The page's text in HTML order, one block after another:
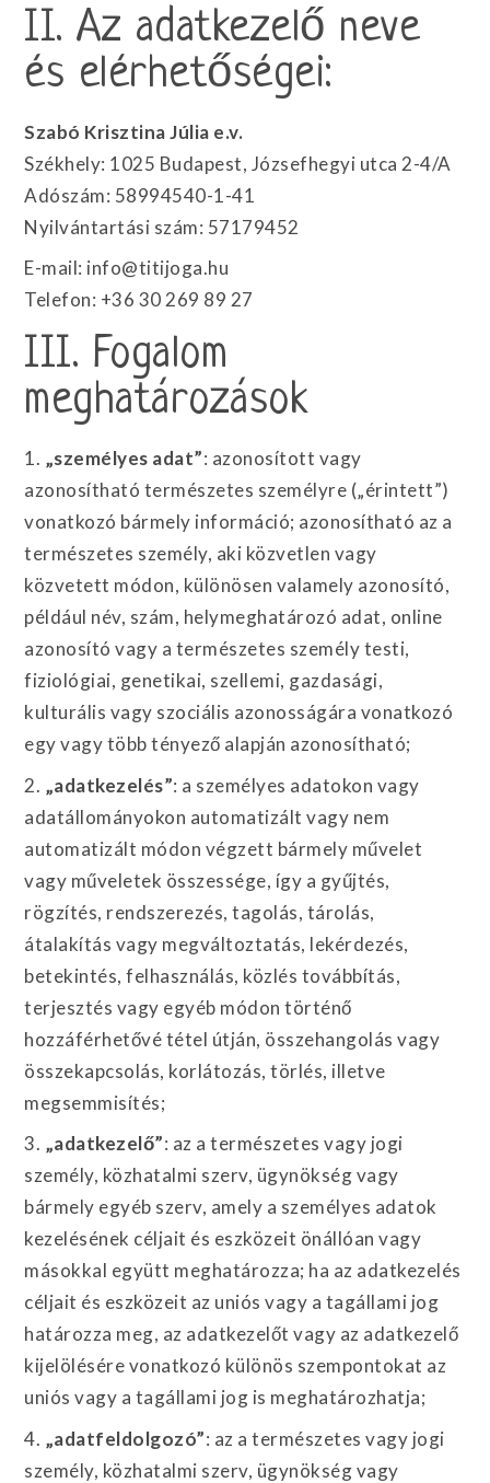
II. Az adatkezelő neve
és elérhetőségei:
Szabó Krisztina Júlia e.v.
Székhely: 1025 Budapest, Józsefhegyi utca 2-4/A
Adószám: 58994540-1-41
Nyilvántartási szám: 57179452
E-mail: info@titijoga.hu
Telefon: +36 30 269 89 27
III. Fogalom
meghatározások
1. „személyes adat”: azonosított vagy
azonosítható természetes személyre („érintett”)
vonatkozó bármely információ; azonosítható az a
természetes személy, aki közvetlen vagy
közvetett módon, különösen valamely azonosító,
például név, szám, helymeghatározó adat, online
azonosító vagy a természetes személy testi,
fiziológiai, genetikai, szellemi, gazdasági,
kulturális vagy szociális azonosságára vonatkozó
egy vagy több tényező alapján azonosítható;
2. „adatkezelés”: a személyes adatokon vagy
adatállományokon automatizált vagy nem
automatizált módon végzett bármely művelet
vagy műveletek összessége, így a gyűjtés,
rögzítés, rendszerezés, tagolás, tárolás,
átalakítás vagy megváltoztatás, lekérdezés,
betekintés, felhasználás, közlés továbbítás,
terjesztés vagy egyéb módon történő
hozzáférhetővé tétel útján, összehangolás vagy
összekapcsolás, korlátozás, törlés, illetve
megsemmisítés;
3. „adatkezelő”: az a természetes vagy jogi
személy, közhatalmi szerv, ügynökség vagy
bármely egyéb szerv, amely a személyes adatok
kezelésének céljait és eszközeit önállóan vagy
másokkal együtt meghatározza; ha az adatkezelés
céljait és eszközeit az uniós vagy a tagállami jog
határozza meg, az adatkezelőt vagy az adatkezelő
kijelölésére vonatkozó különös szempontokat az
uniós vagy a tagállami jog is meghatározhatja;
4. „adatfeldolgozó”: az a természetes vagy jogi
személy, közhatalmi szerv, ügynökség vagy